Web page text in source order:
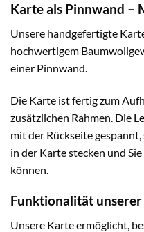
Karte als Pinnwand –
Unsere handgefertigte
hochwertigem
einer Pinnwand.
Die Karte ist fertig zum
zusätzlichen Rahmen. Die
mit der Rückseite
in der Karte stecken und
können.
Funktionalität
Unsere Karte ermöglicht,